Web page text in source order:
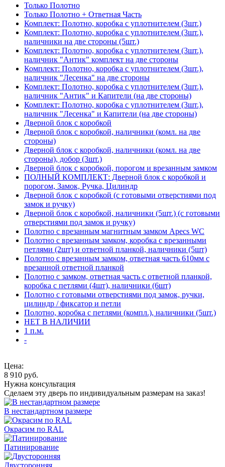
Только Полотно
Только Полотно + Ответная Часть
Комплект: Полотно, коробка с уплотнителем (3шт.)
Комплект: Полотно, коробка с уплотнителем (3шт.),
наличники на две стороны (5шт.)
Комплект: Полотно, коробка с уплотнителем (3шт.),
наличник "Антик" комплект на две стороны
Комплект: Полотно, коробка с уплотнителем (3шт.),
наличник "Лесенка" на две стороны
Комплект: Полотно, коробка с уплотнителем (3шт.),
наличник "Антик" и Капители (на две стороны)
Комплект: Полотно, коробка с уплотнителем (3шт.),
наличник "Лесенка" и Капители (на две стороны)
Дверной блок с коробкой
Дверной блок с коробкой, наличники (комл. на две
стороны)
Дверной блок с коробкой, наличники (комл. на две
стороны), добор (3шт.)
Дверной блок с коробкой, порогом и врезанным замком
ПОЛНЫЙ КОМПЛЕКТ: Дверной блок с коробкой и
порогом, Замок, Ручка, Цилиндр
Дверной блок с коробкой (с готовыми отверстиями под
замок и ручку)
Дверной блок с коробкой, наличники (5шт.) (с готовыми
отверстиями под замок и ручку)
Полотно с врезанным магнитным замком Apecs WC
Полотно с врезанным замком, коробка с врезанными
петлями (2шт) и ответной планкой, наличники (5шт)
Полотно с врезанным замком, ответная часть 610мм с
врезанной ответной планкой
Полотно с замком, ответная часть с ответной планкой,
коробка с петлями (4шт), наличники (6шт)
Полотно с готовыми отверстиями под замок, ручки,
цилиндр / фиксатор и петли
Полотно, коробка с петлями (компл.), наличники (5шт.)
НЕТ В НАЛИЧИИ
1 п.м.
-
Цена:
8 910 руб.
Нужна консультация
Сделаем эту дверь по индивидуальным размерам на заказ!
В нестандартном размере
Окрасим по RAL
Патинирование
Двусторонняя